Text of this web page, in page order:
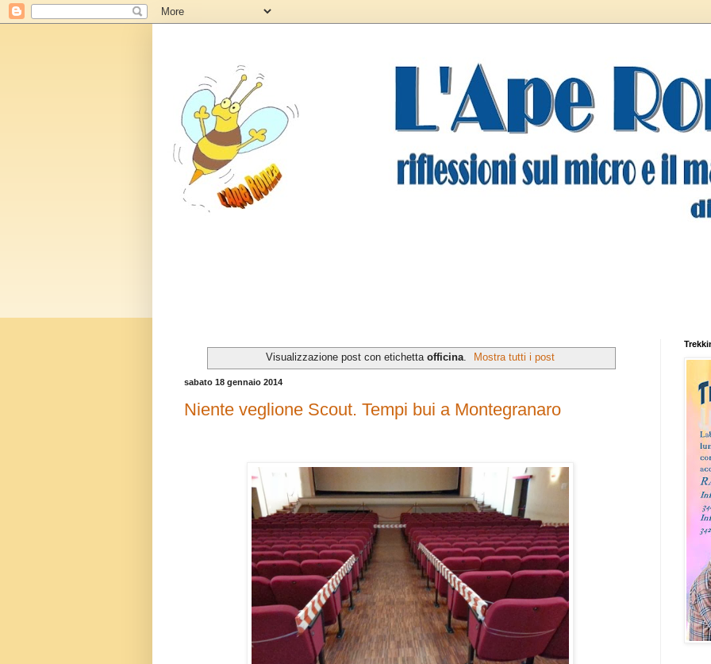
Visualizzazione post con etichetta officina. Mostra tutti i post
sabato 18 gennaio 2014
Niente veglione Scout. Tempi bui a Montegranaro